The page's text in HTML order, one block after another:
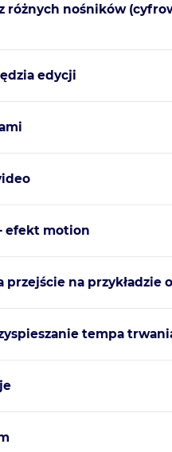
różnych nośników
edycji
efekt motion
przejście na przykładzie
tempa